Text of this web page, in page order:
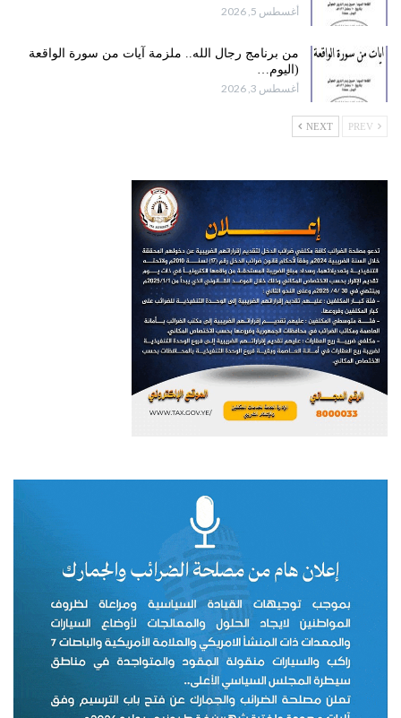
أغسطس 5, 2026
من برنامج رجال الله.. ملزمة آيات من سورة الواقعة
(اليوم…
أغسطس 3, 2026
NEXT